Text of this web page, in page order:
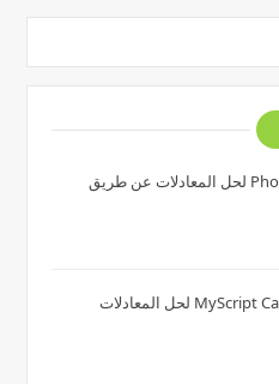
تطبيق PhotoMath لحل المعادلات عن طريق